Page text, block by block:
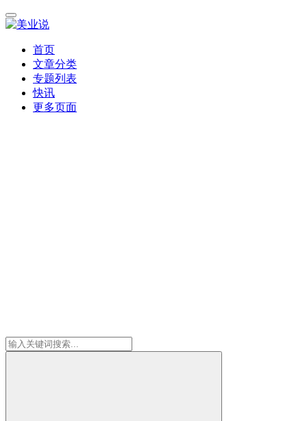
首页
文章分类
专题列表
快讯
更多页面